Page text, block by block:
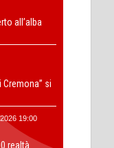
all’alba
Cremona” si
19:00
realtà